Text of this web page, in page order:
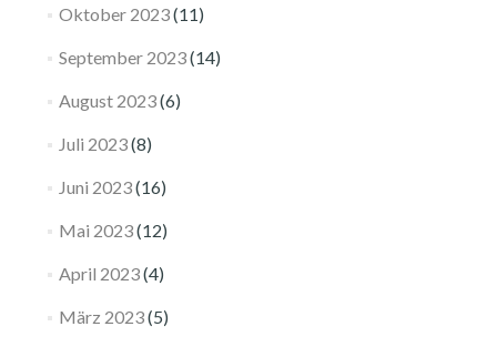
Oktober 2023(11)
September 2023(14)
August 2023(6)
Juli 2023(8)
Juni 2023(16)
Mai 2023(12)
April 2023(4)
März 2023(5)